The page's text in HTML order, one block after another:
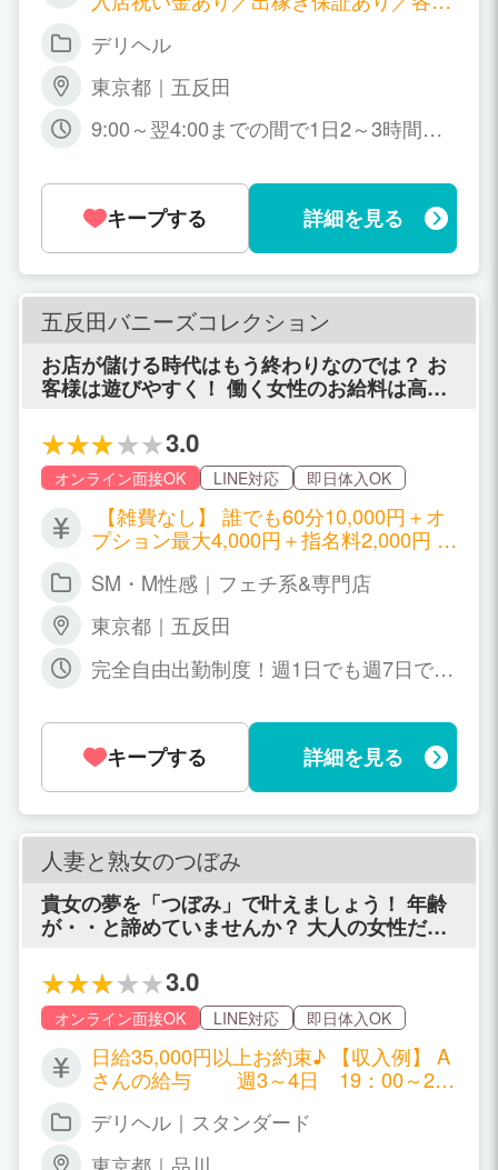
デリヘル
東京都｜五反田
9:00～翌4:00までの間で1日2～3時間か
キープする 詳細を見る
五反田バニーズコレクション
お店が儲ける時代はもう終わりなのでは？ お
客様は遊びやすく！ 働く女性のお給料は高
それでいい。 風俗愛だけで、利益度外視の新
しいリフレを五反田にオープンします！
3.0
オンライン面接OK LINE対応 即日体入OK
【雑費なし】 誰でも60分10,000円＋オ
プション最大4,000円＋指名料2,000円 比
がない！ 単純にお店の利益を減らし、お
客様も遊びやすい料金に設定しているの
で、お客様も多く！指名も返しやすい！
受け身好きなお客様ターゲットで触られ
ずに、ハンドサービスだけで稼いでいた
オプションバック＋指名料バック ・90
分13,000円＋オプションバック＋指名料
バック ・120分16,000円＋オプションバ
ック＋指名料バック さらに経験者はここ
からお給料を考慮させていただきますの
で、ご相談ください！ ※雑費なし ※全額
日払い ※本指名以外も指名バック ※オプ
ションのできるできないは自由に選べま
す
SM・M性感｜フェチ系&専門店
東京都｜五反田
完全自由出勤制度！週1日でも週7日でも
シフト外「当日緊急出勤」も喜んで対応
致します！ 11：00～翌03:00の時間帯で
お好きな勤務時間で大丈夫です！ 1日3
時間～4時間でも問題ありません！本当
に女性都合で勤務時間を決めて下さいま
せ。
キープする 詳細を見る
人妻と熟女のつぼみ
貴女の夢を「つぼみ」で叶えましょう！ 年齢
が・・と諦めていませんか？ 大人の女性だか
な温かさを つぼみでは求めています。 貴女の
優しさでお客様を癒してあげてください。 即
尺サービスができなくても問題ありません。
お客様の多くはご出張のビジネスマンの方々
ですので、紳士的な方ばかりです。 未経験の
方も女性スタッフが丁寧にお教えしますので
ご安心下さい。 もちろん男性スタッフによる
講習などは一切ございません。 TEL:03-6450-
2370 mail：hitozumaiku@yahoo.co.jp LINE
3.0
オンライン面接OK LINE対応 即日体入OK
日給35,000円以上お約束♪ 【収入例】 A
さんの給与 週3～4日 19：00～2：
デリヘル｜スタンダード
東京都｜品川